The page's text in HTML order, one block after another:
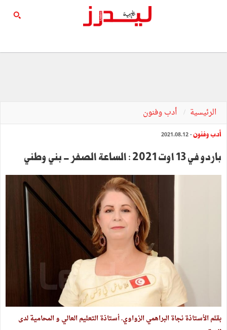
الرئيسية أدب وفنون
أدب وفنون- 2021.08.12
باردو في 13 اوت 2021 : الساعة الصفر - بني وطني
بقلم الأستاذة نجاة البراهمي الزواوي. أستاذة التعليم العالي و المحامية لدى